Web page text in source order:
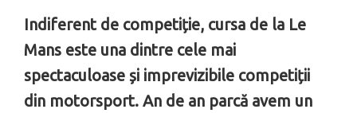
Indiferent de competiție, cursa de la Le
Mans este una dintre cele mai
spectaculoase și imprevizibile competiții
din motorsport. An de an parcă avem un